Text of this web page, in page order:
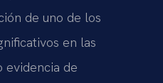
de uno de los
en las
evidencia de